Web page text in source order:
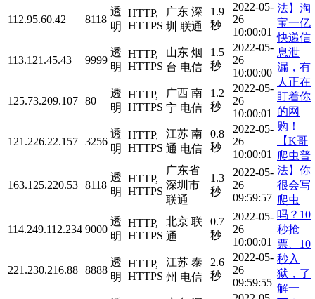
112.95.60.42 8118
透
明
HTTP,
HTTPS
广东 深
圳 联通
1.9
秒
2022-05-
26
10:00:01
113.121.45.43 9999
透
明
HTTP,
HTTPS
山东 烟
台 电信
1.5
秒
2022-05-
26
10:00:00
125.73.209.107 80
透
明
HTTP,
HTTPS
广西 南
宁 电信
1.2
秒
2022-05-
26
10:00:01
121.226.22.157 3256
透
明
HTTP,
HTTPS
江苏 南
通 电信
0.8
秒
2022-05-
26
10:00:01
163.125.220.53 8118
透
明
HTTP,
HTTPS
广东省
深圳市
联通
1.3
秒
2022-05-
26
09:59:57
114.249.112.234 9000
透
明
HTTP,
HTTPS
北京 联
通
0.7
秒
2022-05-
26
10:00:01
221.230.216.88 8888
透
明
HTTP,
HTTPS
江苏 泰
州 电信
2.6
秒
2022-05-
26
09:59:55
法】淘
宝一亿
快递信
息泄
漏，有
人正在
盯着你
的网
购！
【K哥
爬虫普
法】你
很会写
爬虫
吗？10
秒抢
票、10
秒入
狱，了
解一